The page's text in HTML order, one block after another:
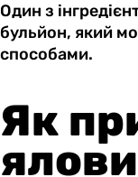
Один з
бульйон, який
способами.
Як